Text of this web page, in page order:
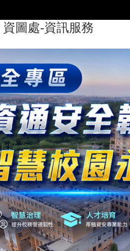
圖處-資訊服務